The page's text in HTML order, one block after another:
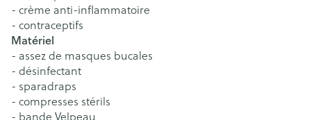
- crème anti-inflammatoire
- contraceptifs
Matériel
- assez de masques bucales
- désinfectant
- sparadraps
- compresses stérils
- bande Velpeau